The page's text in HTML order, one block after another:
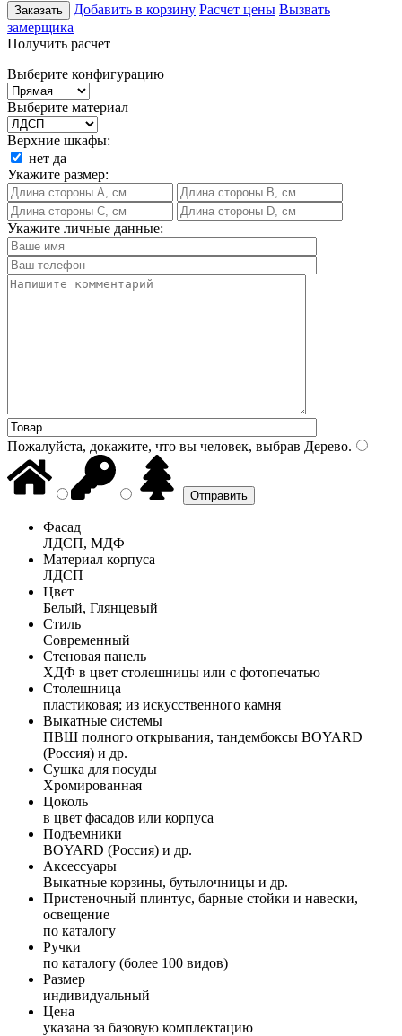
Заказать Добавить в корзину Расчет цены Вызвать
замерщика
Получить расчет
Выберите конфигурацию
Выберите материал
Верхние шкафы:
нет да
Укажите размер:
Укажите личные данные:
Пожалуйста, докажите, что вы человек, выбрав Дерево.
Фасад
ЛДСП, МДФ
Материал корпуса
ЛДСП
Цвет
Белый, Глянцевый
Стиль
Современный
Стеновая панель
ХДФ в цвет столешницы или с фотопечатью
Столешница
пластиковая; из искусственного камня
Выкатные системы
ПВШ полного открывания, тандембоксы BOYARD
(Россия) и др.
Сушка для посуды
Хромированная
Цоколь
в цвет фасадов или корпуса
Подъемники
BOYARD (Россия) и др.
Аксессуары
Выкатные корзины, бутылочницы и др.
Пристеночный плинтус, барные стойки и навески,
освещение
по каталогу
Ручки
по каталогу (более 100 видов)
Размер
индивидуальный
Цена
указана за базовую комплектацию